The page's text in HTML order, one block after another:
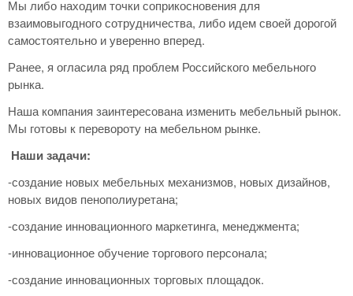
Мы либо находим точки соприкосновения для
взаимовыгодного сотрудничества, либо идем своей дорогой
самостоятельно и уверенно вперед.
Ранее, я огласила ряд проблем Российского мебельного
рынка.
Наша компания заинтересована изменить мебельный рынок.
Мы готовы к перевороту на мебельном рынке.
Наши задачи:
-создание новых мебельных механизмов, новых дизайнов,
новых видов пенополиуретана;
-создание инновационного маркетинга, менеджмента;
-инновационное обучение торгового персонала;
-создание инновационных торговых площадок.